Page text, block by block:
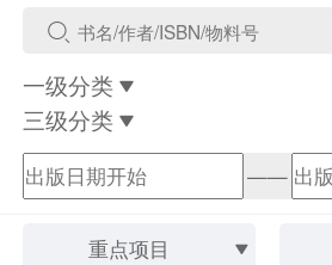
一级分类
三级分类
——
重点项目